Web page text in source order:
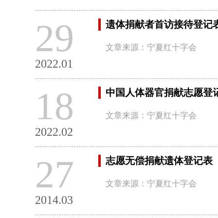
29
2022.01
遗体捐献者首访接待登记
文章来源：宁夏红十字会
18
2022.02
中国人体器官捐献志愿登
文章来源：宁夏红十字会
27
2014.03
志愿无偿捐献遗体登记表
文章来源：宁夏红十字会